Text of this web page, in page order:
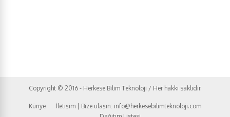
Copyright © 2016 - Herkese Bilim Teknoloji / Her hakkı saklıdır.
Künye
İletişim | Bize ulaşın: info@herkesebilimteknoloji.com